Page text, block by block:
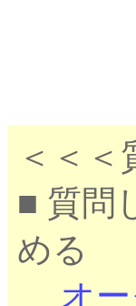
＜＜
■ 質問
める
オ